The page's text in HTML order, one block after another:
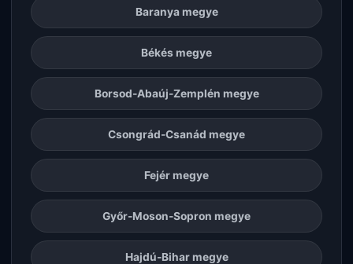
Baranya megye
Békés megye
Borsod-Abaúj-Zemplén megye
Csongrád-Csanád megye
Fejér megye
Győr-Moson-Sopron megye
Hajdú-Bihar megye